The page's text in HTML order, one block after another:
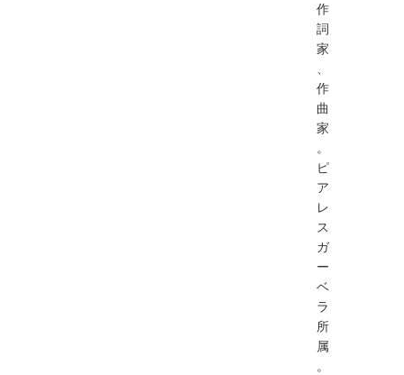
作
詞
家
、
作
曲
家
。
ピ
ア
レ
ス
ガ
ー
ベ
ラ
所
属
。